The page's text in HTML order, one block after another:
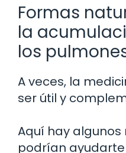
Formas
la
los
A veces, la
ser útil y
Aquí hay
podrían